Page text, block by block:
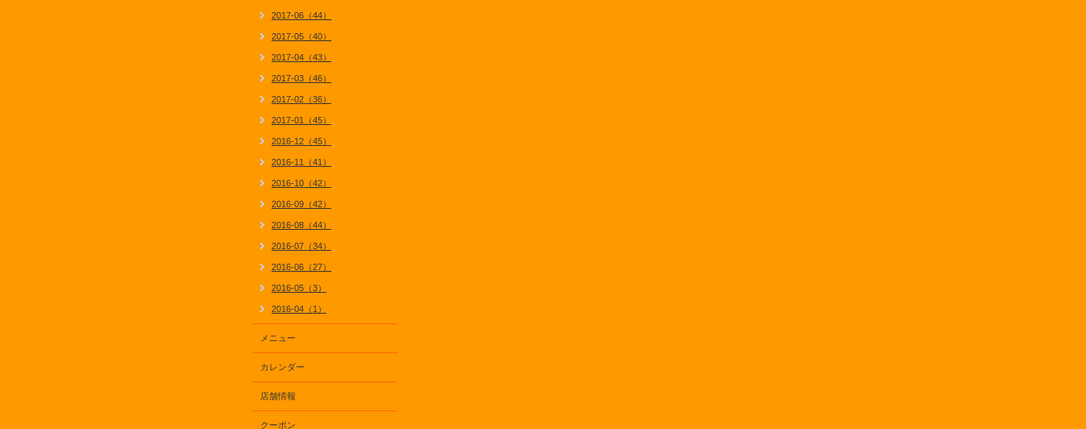
2017-06（44）
2017-05（40）
2017-04（43）
2017-03（46）
2017-02（36）
2017-01（45）
2016-12（45）
2016-11（41）
2016-10（42）
2016-09（42）
2016-08（44）
2016-07（34）
2016-06（27）
2016-05（3）
2016-04（1）
メニュー
カレンダー
店舗情報
クーポン